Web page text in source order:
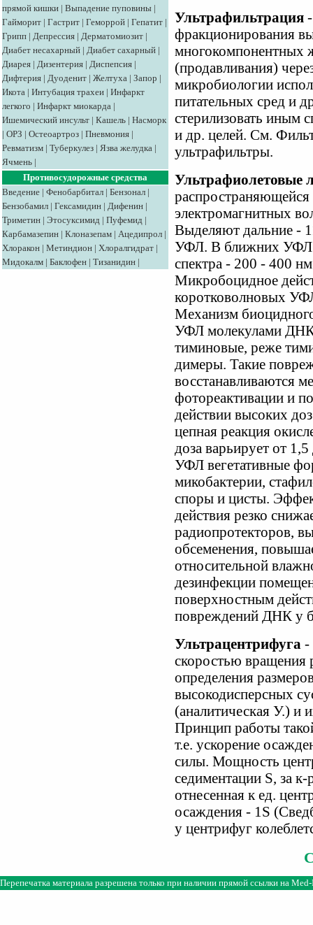
прямой кишки | Выпадение пуповины |
Гайморит | Гастрит | Геморрой | Гепатит |
Грипп | Депрессия | Дерматомиозит |
Диабет несахарный | Диабет сахарный |
Диарея | Дизентерия | Диспепсия |
Дифтерия | Дуоденит | Желтуха | Запор |
Икота | Интубация трахеи | Инфаркт
легкого | Инфаркт миокарда |
Ишемический инсульт | Кашель | Насморк
| ОРЗ | Остеоартроз | Пневмония |
Ревматизм | Туберкулез | Язва желудка |
Ячмень |
Противосудорожные средства
Введение | Фенобарбитал | Бензонал |
Бензобамил | Гексамидин | Дифенин |
Триметин | Этосуксимид | Пуфемид |
Карбамазепин | Клоназепам | Ацедипрол |
Хлоракон | Метиндион | Хлоралгидрат |
Мидокалм | Баклофен | Тизанидин |
Ультрафильтрация
фракционирования
многокомпонентных
(продавливания)
микробиологии
питательных сред и
стерилизовать иным
и др. целей. См.
ультрафильтры.
Ультрафиолетовые
распространяющейся
электромагнитных
Выделяют дальние -
УФЛ. В ближних УФЛ
спектра - 200 - 400
Микробоцидное
коротковолновых
Механизм
УФЛ молекулами ДНК,
тиминовые, реже
димеры. Такие
восстанавливаются
фотореактивации и
действии высоких
цепная реакция
доза варьирует от
УФЛ вегетативные
микобактерии,
споры и цисты.
действия резко
радиопротекторов,
обсеменения,
относительной
дезинфекции
поверхностным
повреждений ДНК у
Ультрацентрифуга -
скоростью вращения
определения
высокодисперсных
(аналитическая У.) и
Принцип работы
т.е. ускорение
силы. Мощность
седиментации S, за
отнесенная к ед.
осаждения - 1S
у центрифуг
Перепечатка материала разрешена только при наличии прямой ссылки на